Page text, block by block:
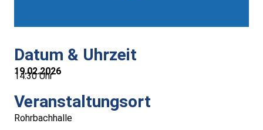
Kontakt
Gästebuch
Datum & Uhrzeit
19.02.2026
14:30 Uhr
Veranstaltungsort
Rohrbachhalle